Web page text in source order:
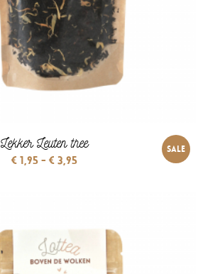
Lekker Leuten thee
€1,95 - €3,95Prijsklasse:
SALE